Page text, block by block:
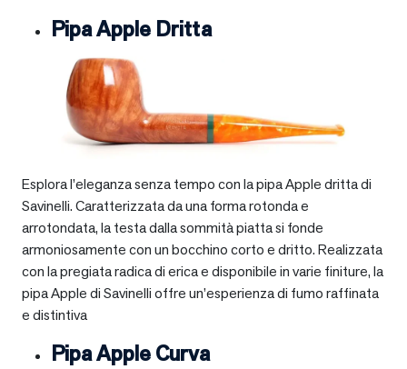
Pipa Apple Dritta
Esplora l’eleganza senza tempo con la pipa Apple dritta di
Savinelli. Caratterizzata da una forma rotonda e
arrotondata, la testa dalla sommità piatta si fonde
armoniosamente con un bocchino corto e dritto. Realizzata
con la pregiata radica di erica e disponibile in varie finiture, la
pipa Apple di Savinelli offre un’esperienza di fumo raffinata
e distintiva
Pipa Apple Curva